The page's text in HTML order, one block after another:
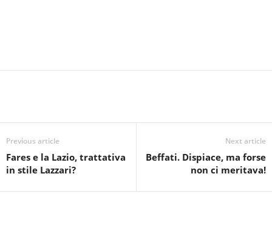
Previous article
Fares e la Lazio, trattativa
in stile Lazzari?
Next article
Beffati. Dispiace, ma forse
non ci meritava!